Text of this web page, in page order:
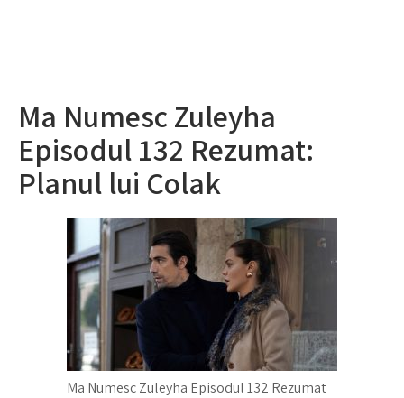
Ma Numesc Zuleyha
Episodul 132 Rezumat:
Planul lui Colak
Ma Numesc Zuleyha Episodul 132 Rezumat